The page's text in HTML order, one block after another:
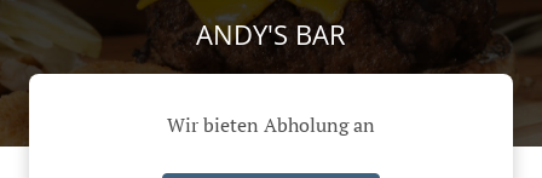
ANDY'S BAR
Wir bieten Abholung an